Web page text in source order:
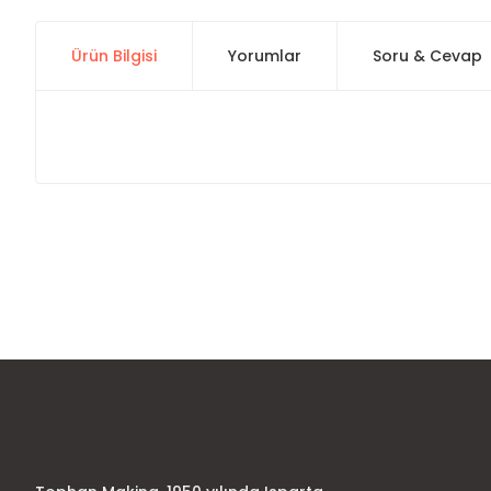
Ürün Bilgisi Yorumlar Soru & Cevap
Ürün bilgilerinde hatalar bulunuyor.